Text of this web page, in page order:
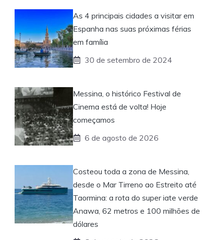
As 4 principais cidades a visitar em
Espanha nas suas próximas férias
em família
30 de setembro de 2024
Messina, o histórico Festival de
Cinema está de volta! Hoje
começamos
6 de agosto de 2026
Costeou toda a zona de Messina,
desde o Mar Tirreno ao Estreito até
Taormina: a rota do super iate verde
Anawa, 62 metros e 100 milhões de
dólares